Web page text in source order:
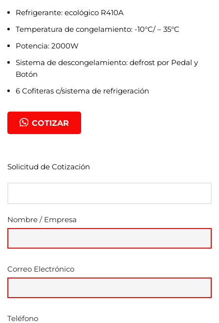
Refrigerante: ecológico R410A
Temperatura de congelamiento: -10°C/ – 35°C
Potencia: 2000W
Sistema de descongelamiento: defrost por Pedal y
Botón
6 Cofiteras c/sistema de refrigeración
COTIZAR
Solicitud de Cotización
Nombre / Empresa
Correo Electrónico
Teléfono